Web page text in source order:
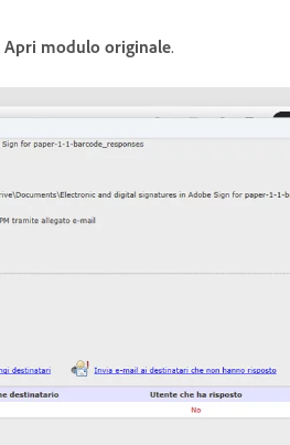
Apri modulo originale.